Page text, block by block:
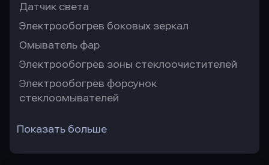
Датчик света
Электрообогрев боковых зеркал
Омыватель фар
Электрообогрев зоны стеклоочистителей
Электрообогрев форсунок
стеклоомывателей
Показать больше